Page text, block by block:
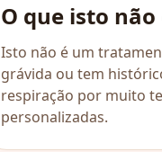
O que isto não
Isto não é um
grávida ou tem
respiração por muito
personalizadas.